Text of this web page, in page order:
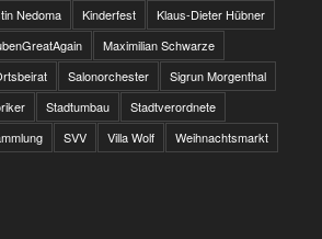
Nedoma Kinderfest
Klaus-Dieter Hübner
Maximilian Schwarze
Salonorchester
Sigrun Morgenthal
Stadtumbau
Stadtverordnete
SVV Villa Wolf Weihnachtsmarkt